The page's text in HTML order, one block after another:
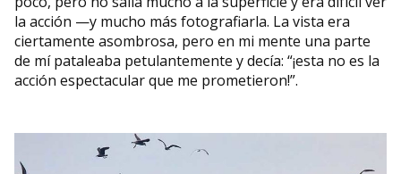
la acción —y mucho más fotografiarla. La vista era
ciertamente asombrosa, pero en mi mente una parte
de mí pataleaba petulantemente y decía: “¡esta no es la
acción espectacular que me prometieron!”.